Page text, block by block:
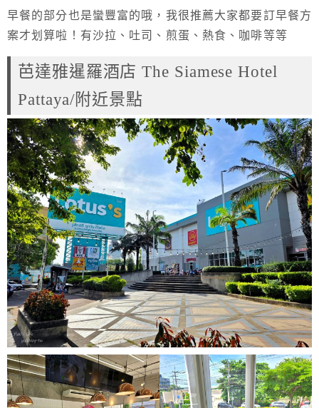
早餐的部分也是蠻豐富的哦，我很推薦大家都要訂早餐方
案才划算啦！有沙拉、吐司、煎蛋、熱食、咖啡等等
芭達雅暹羅酒店 The Siamese Hotel
Pattaya/附近景點